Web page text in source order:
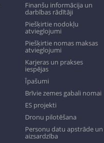
Finanšu informācija un
darbības rādītāji
Piešķirtie nodokļu
atvieglojumi
Piešķirtie nomas maksas
atvieglojumi
Karjeras un prakses
iespējas
Īpašumi
Brīvie zemes gabali nomai
ES projekti
Dronu pilotēšana
Personu datu apstrāde un
aizsardzība